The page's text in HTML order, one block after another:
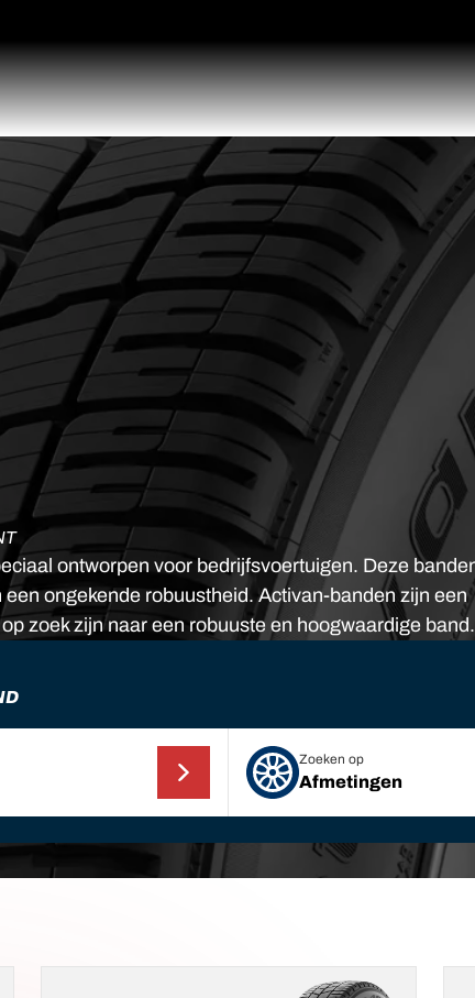
ontworpen voor bedrijfsvoertuigen. Deze
ongekende robuustheid. Activan-banden zijn een
zoek zijn naar een robuuste en hoogwaardige band.
Zoeken op
Afmetingen